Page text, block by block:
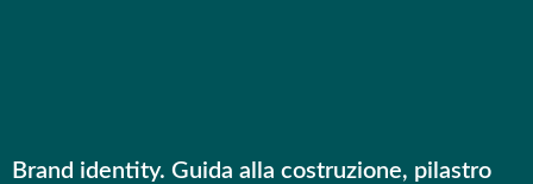
Brand identity. Guida alla costruzione, pilastro